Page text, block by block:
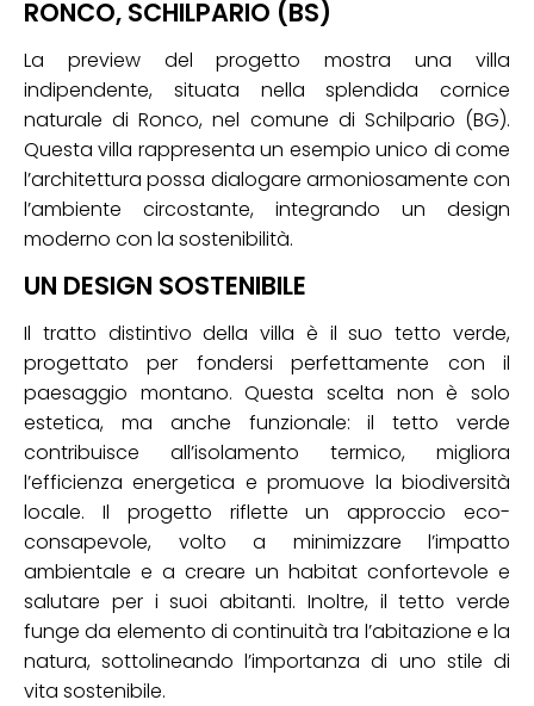
RONCO, SCHILPARIO (BS)
La preview del progetto mostra una villa
indipendente, situata nella splendida cornice
naturale di Ronco, nel comune di Schilpario (BG).
Questa villa rappresenta un esempio unico di come
l’architettura possa dialogare armoniosamente con
l’ambiente circostante, integrando un design
moderno con la sostenibilità.
UN DESIGN SOSTENIBILE
Il tratto distintivo della villa è il suo tetto verde,
progettato per fondersi perfettamente con il
paesaggio montano. Questa scelta non è solo
estetica, ma anche funzionale: il tetto verde
contribuisce all’isolamento termico, migliora
l’efficienza energetica e promuove la biodiversità
locale. Il progetto riflette un approccio eco-
consapevole, volto a minimizzare l’impatto
ambientale e a creare un habitat confortevole e
salutare per i suoi abitanti. Inoltre, il tetto verde
funge da elemento di continuità tra l’abitazione e la
natura, sottolineando l’importanza di uno stile di
vita sostenibile.